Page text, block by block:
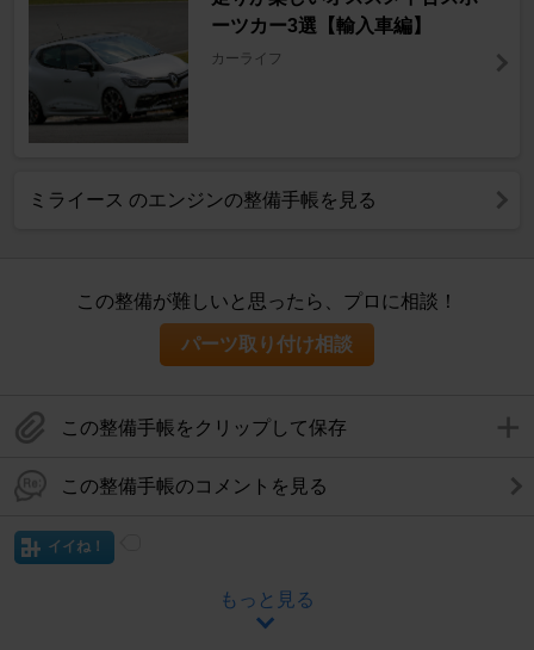
ーツカー3選【輸入車編】
カーライフ
ミライース のエンジンの整備手帳を見る
この整備が難しいと思ったら、プロに相談！
パーツ取り付け相談
この整備手帳をクリップして保存
この整備手帳のコメントを見る
イイね！
もっと見る